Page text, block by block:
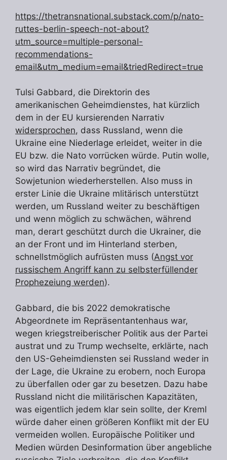
https://thetransnational.substack.com/p/nato-
ruttes-berlin-speech-not-about?
utm_source=multiple-personal-
recommendations-
email&utm_medium=email&triedRedirect=true
Tulsi Gabbard, die Direktorin des
amerikanischen Geheimdienstes, hat kürzlich
dem in der EU kursierenden Narrativ
widersprochen, dass Russland, wenn die
Ukraine eine Niederlage erleidet, weiter in die
EU bzw. die Nato vorrücken würde. Putin wolle,
so wird das Narrativ begründet, die
Sowjetunion wiederherstellen. Also muss in
erster Linie die Ukraine mlitärisch unterstützt
werden, um Russland weiter zu beschäftigen
und wenn möglich zu schwächen, während
man, derart geschützt durch die Ukrainer, die
an der Front und im Hinterland sterben,
schnellstmöglich aufrüsten muss (Angst vor
russischem Angriff kann zu selbsterfüllender
Prophezeiung werden).
Gabbard, die bis 2022 demokratische
Abgeordnete im Repräsentantenhaus war,
wegen kriegstreiberischer Politik aus der Partei
austrat und zu Trump wechselte, erklärte, nach
den US-Geheimdiensten sei Russland weder in
der Lage, die Ukraine zu erobern, noch Europa
zu überfallen oder gar zu besetzen. Dazu habe
Russland nicht die militärischen Kapazitäten,
was eigentlich jedem klar sein sollte, der Kreml
würde daher einen größeren Konflikt mit der EU
vermeiden wollen. Europäische Politiker und
Medien würden Desinformation über angebliche